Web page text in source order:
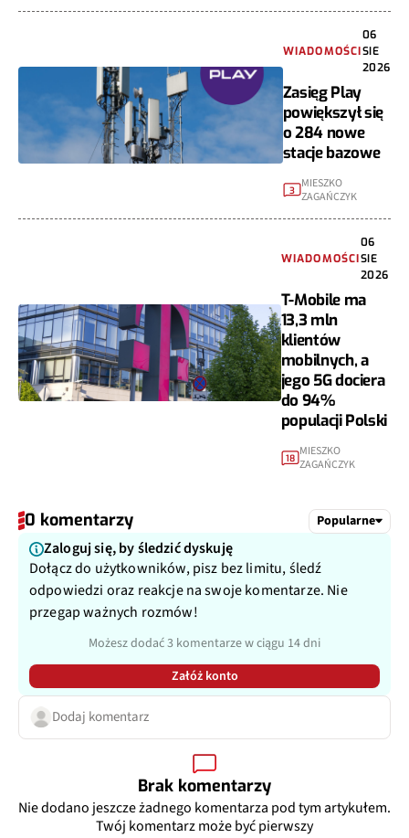
WIADOMOŚCI
06
SIE
2026
Zasięg Play
powiększył się
o 284 nowe
stacje bazowe
3 MIESZKO
ZAGAŃCZYK
WIADOMOŚCI
06
SIE
2026
T-Mobile ma
13,3 mln
klientów
mobilnych, a
jego 5G dociera
do 94%
populacji Polski
18 MIESZKO
ZAGAŃCZYK
0 komentarzy Popularne
Zaloguj się, by śledzić dyskuję
Dołącz do użytkowników, pisz bez limitu, śledź
odpowiedzi oraz reakcje na swoje komentarze. Nie
przegap ważnych rozmów!
Możesz dodać 3 komentarze w ciągu 14 dni
Załóż konto
Dodaj komentarz
Brak komentarzy
Nie dodano jeszcze żadnego komentarza pod tym artykułem.
Twój komentarz może być pierwszy